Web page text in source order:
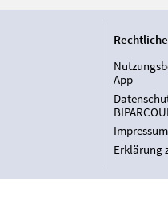
App
Impressum
Erklärung